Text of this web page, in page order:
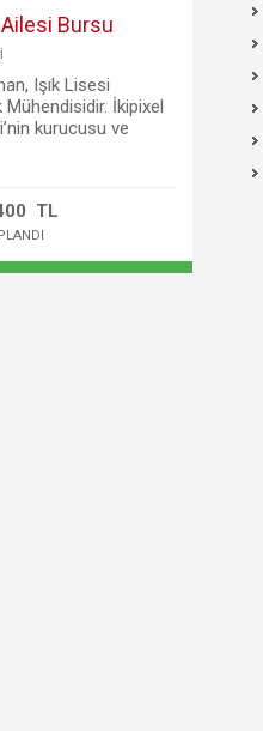
Bursu
Işık Lisesi
İkipixel
kurucusu ve
TL